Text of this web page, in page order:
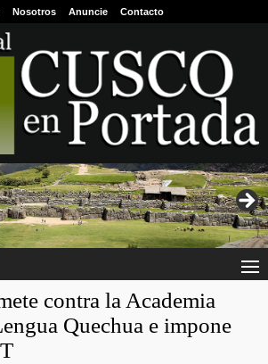
Nosotros Anuncie Contacto
contra la Academia
Quechua e impone